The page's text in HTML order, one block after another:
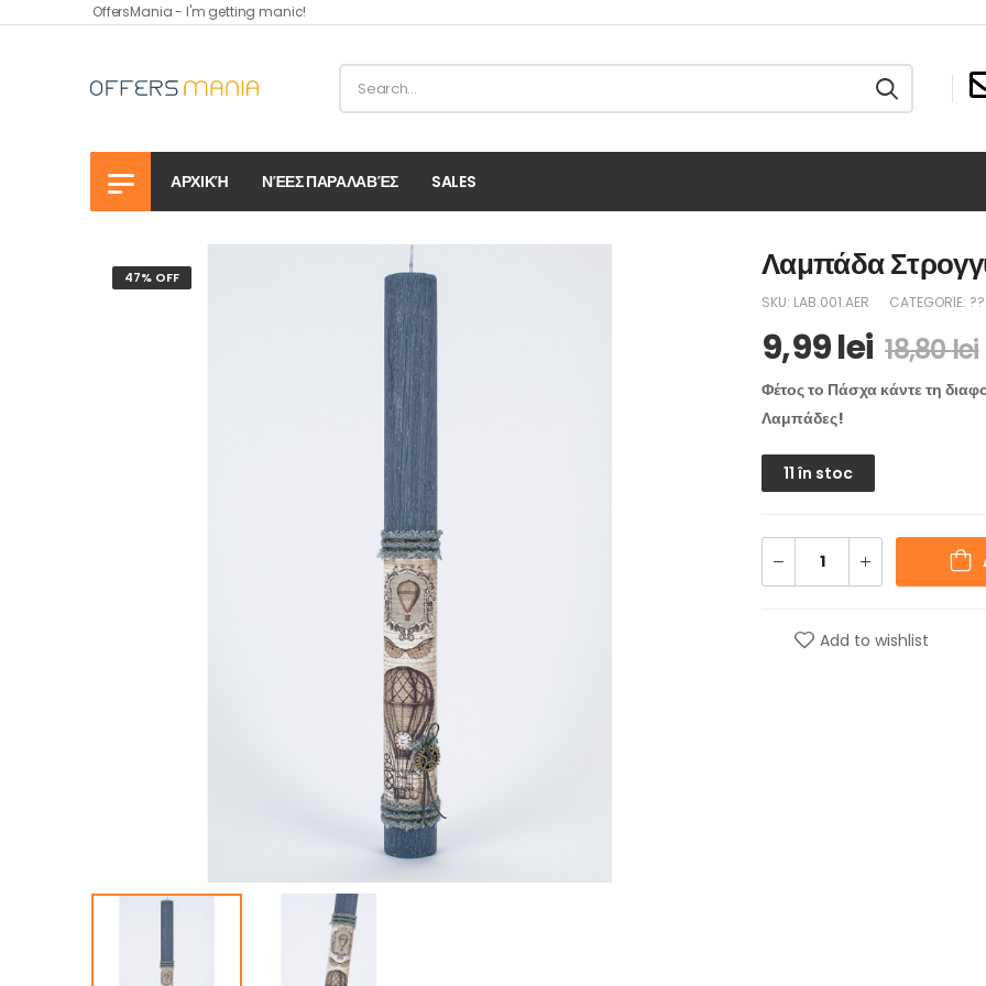
OffersMania - I'm getting manic!
ΑΡΧΙΚΉ ΝΈΕΣ ΠΑΡΑΛΑΒΈΣ SALES
47% OFF Λαμπάδα
SKU: LAB.001.AER CATEGORIE:
9,99lei 18,80lei
Φέτος το Πάσχα κάντε τη
Λαμπάδες!
11 în stoc
Add to wishlist